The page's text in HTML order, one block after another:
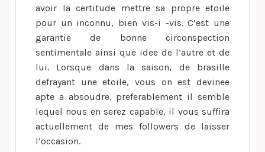
avoir la certitude mettre sa propre etoile
pour un inconnu, bien vis-i -vis. C’est une
garantie de bonne circonspection
sentimentale ainsi que idee de l’autre et de
lui. Lorsque dans la saison, de brasille
defrayant une etoile, vous on est devinee
apte a absoudre, preferablement il semble
lequel nous en serez capable, il vous suffira
actuellement de mes followers de laisser
l’occasion.